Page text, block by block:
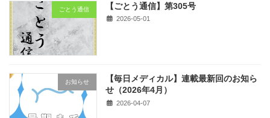
ごとう通信 【ごとう通信】第305号
2026-05-01
お知らせ
【毎日メディカル】連載最新回のお知ら
せ（2026年4月）
2026-04-07